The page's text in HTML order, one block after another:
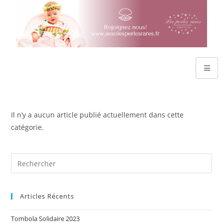
Il n’y a aucun article publié actuellement dans cette
catégorie.
Articles Récents
Tombola Solidaire 2023